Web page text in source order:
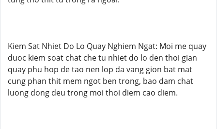
Kiem Sat Nhiet Do Lo Quay Nghiem Ngat: Moi me quay
duoc kiem soat chat che tu nhiet do lo den thoi gian
quay phu hop de tao nen lop da vang gion bat mat
cung phan thit mem ngot ben trong, bao dam chat
luong dong deu trong moi thoi diem cao diem.